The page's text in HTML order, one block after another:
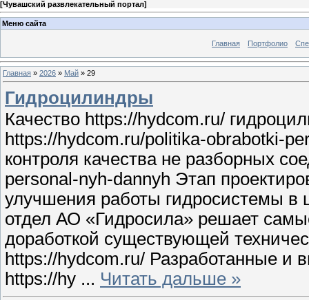
[Чувашский развлекательный портал]
Меню сайта
Главная Портфолио
Главная » 2026 » Май » 29
Гидроцилиндры
Качество https://hydcom.ru/
https://hydcom.ru/politika-obrabotki-
контроля качества не разборных
personal-nyh-dannyh Этап
улучшения работы гидросистемы в
отдел АО «Гидросила» решает
доработкой существующей
https://hydcom.ru/ Разработанные и
https://hy ... Читать дальше »